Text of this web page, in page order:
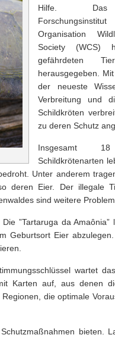
Hilfe. Das
Organisation
Society (WCS)
gefährdeten
herausgegeben.
der neueste
Verbreitung und
Schildkröten
zu deren Schutz
Insgesamt 18
Schildkrötenarten
Unter anderem
deren Eier. Der illegale
sind weitere
”Tartaruga da Amaônia”
Geburtsort Eier
wartet
Karten auf, aus denen
die optimale
bieten.